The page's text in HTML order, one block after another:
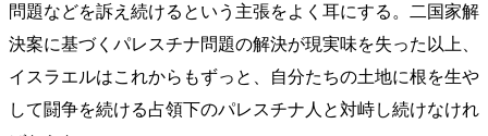
問題などを訴え続けるという主張をよく耳にする。二国家解
決案に基づくパレスチナ問題の解決が現実味を失った以上、
イスラエルはこれからもずっと、自分たちの土地に根を生や
して闘争を続ける占領下のパレスチナ人と対峙し続けなけれ